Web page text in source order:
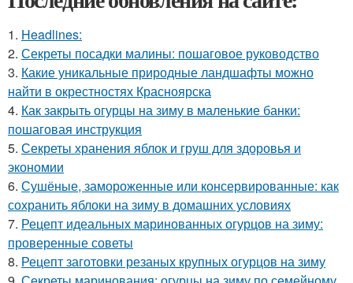
1. Headlines:
2. Секреты посадки малины: пошаговое руководство
3. Какие уникальные природные ландшафты можно
найти в окрестностях Красноярска
4. Как закрыть огурцы на зиму в маленькие банки:
пошаговая инструкция
5. Секреты хранения яблок и груш для здоровья и
экономии
6. Сушёные, замороженные или консервированные: как
сохранить яблоки на зиму в домашних условиях
7. Рецепт идеальных маринованных огурцов на зиму:
проверенные советы
8. Рецепт заготовки резаных крупных огурцов на зиму